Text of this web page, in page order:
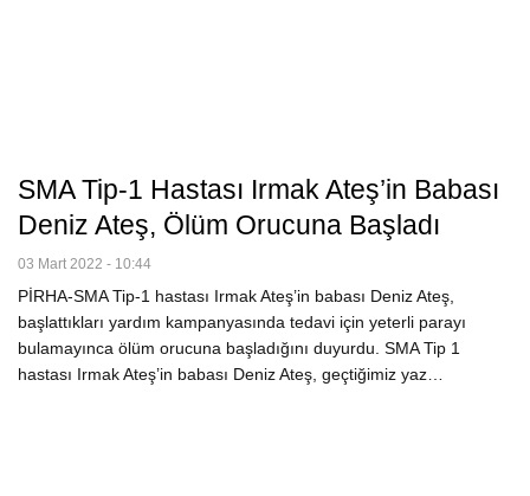
SMA Tip-1 Hastası Irmak Ateş’in Babası
Deniz Ateş, Ölüm Orucuna Başladı
03 Mart 2022 - 10:44
PİRHA-SMA Tip-1 hastası Irmak Ateş’in babası Deniz Ateş,
başlattıkları yardım kampanyasında tedavi için yeterli parayı
bulamayınca ölüm orucuna başladığını duyurdu. SMA Tip 1
hastası Irmak Ateş’in babası Deniz Ateş, geçtiğimiz yaz…